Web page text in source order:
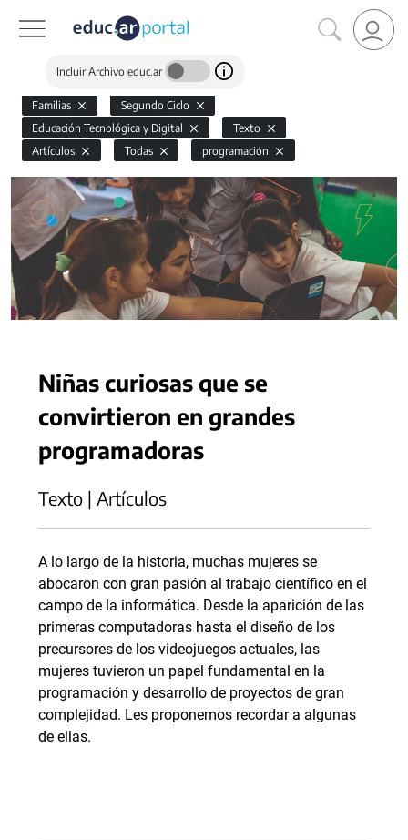
Incluir Archivo educ.ar
Familias
Segundo Ciclo
Educación Tecnológica y Digital
Texto
Artículos
Todas programación
Niñas curiosas que se
convirtieron en grandes
programadoras
Texto | Artículos
A lo largo de la historia, muchas mujeres se
abocaron con gran pasión al trabajo científico en el
campo de la informática. Desde la aparición de las
primeras computadoras hasta el diseño de los
precursores de los videojuegos actuales, las
mujeres tuvieron un papel fundamental en la
programación y desarrollo de proyectos de gran
complejidad. Les proponemos recordar a algunas
de ellas.